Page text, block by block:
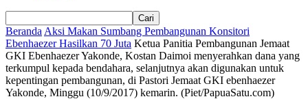
Beranda Aksi Makan Sumbang Pembangunan Konsitori
Ebenhaezer Hasilkan 70 Juta Ketua Panitia Pembangunan Jemaat
GKI Ebenhaezer Yakonde, Kostan Daimoi menyerahkan dana yang
terkumpul kepada bendahara, selanjutnya akan digunakan untuk
kepentingan pembangunan, di Pastori Jemaat GKI ebenhaezer
Yakonde, Minggu (10/9/2017) kemarin. (Piet/PapuaSatu.com)